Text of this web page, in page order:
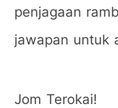
penjagaan
jawapan untuk
Jom Terokai!